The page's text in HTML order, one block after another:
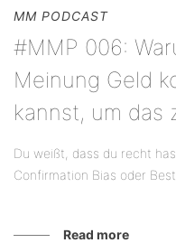
MM PODCAST
#MMP 006:
Meinung Geld
kannst, um das
Du weißt, dass du recht
Confirmation Bias oder
Read more